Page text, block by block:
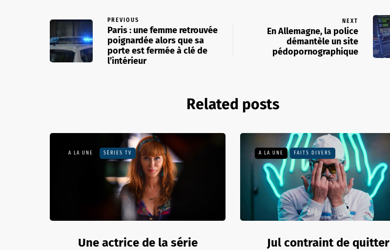
PREVIOUS
Paris : une femme retrouvée
poignardée alors que sa
porte est fermée à clé de
l’intérieur
NEXT
En Allemagne, la police
démantèle un site
pédopornographique
Related posts
A LA UNE SÉRIES TV
Une actrice de la série
A LA UNE FAITS DIVERS
Jul contraint de quitter